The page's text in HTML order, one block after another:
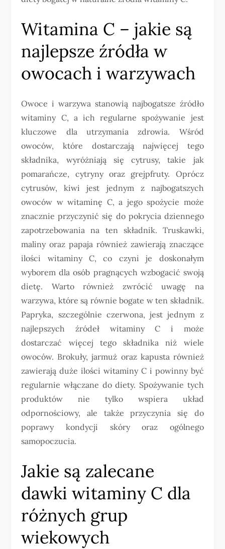
Witamina C – jakie są
najlepsze źródła w
owocach i warzywach
Owoce i warzywa stanowią najbogatsze źródło
witaminy C, a ich regularne spożywanie jest
kluczowe dla utrzymania zdrowia. Wśród
owoców, które dostarczają najwięcej tego
składnika, wyróżniają się cytrusy, takie jak
pomarańcze, cytryny oraz grejpfruty. Oprócz
cytrusów, kiwi jest jednym z najbogatszych
owoców w witaminę C, a jego spożycie może
znacznie przyczynić się do pokrycia dziennego
zapotrzebowania na ten składnik. Truskawki,
maliny oraz papaja również zawierają znaczące
ilości witaminy C, co czyni je doskonałym
wyborem dla osób pragnących wzbogacić swoją
dietę. Warto również zwrócić uwagę na
warzywa, które są równie bogate w ten składnik.
Papryka, szczególnie czerwona, jest jednym z
najlepszych źródeł witaminy C i może
dostarczać więcej tego składnika niż wiele
owoców. Brokuły, jarmuż oraz kapusta również
zawierają duże ilości witaminy C i powinny być
regularnie włączane do diety. Spożywanie tych
produktów nie tylko wspiera układ
odpornościowy, ale także przyczynia się do
poprawy kondycji skóry oraz ogólnego
samopoczucia.
Jakie są zalecane
dawki witaminy C dla
różnych grup
wiekowych